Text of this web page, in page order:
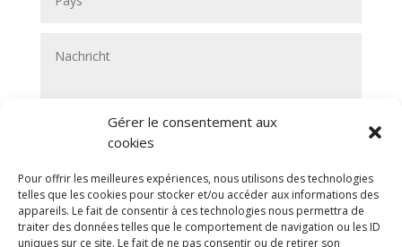
Gérer le consentement aux
cookies
Pour offrir les meilleures expériences, nous utilisons des technologies
telles que les cookies pour stocker et/ou accéder aux informations des
appareils. Le fait de consentir à ces technologies nous permettra de
traiter des données telles que le comportement de navigation ou les ID
uniques sur ce site. Le fait de ne pas consentir ou de retirer son
Lebenslauf (erlaubte Formate: jpg, jpeg, pdf, doc und
docx; maximale Größe: 20 MB)
Choisir un fichier Aucun fichier sélectionné